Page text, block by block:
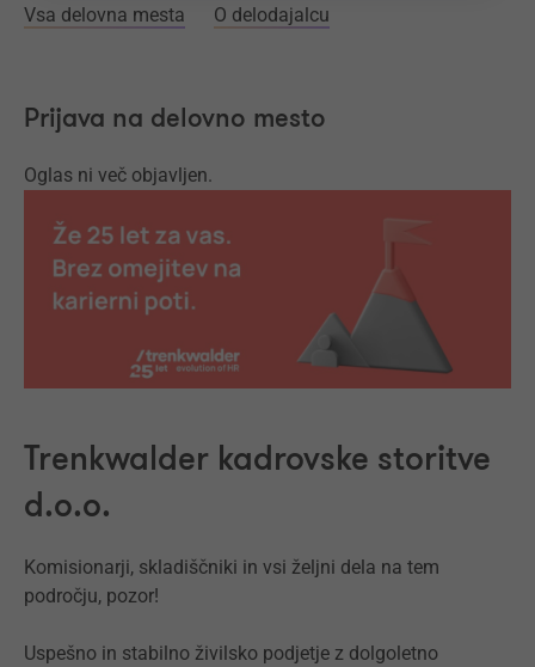
Vsa delovna mesta O delodajalcu
Prijava na delovno mesto
Oglas ni več objavljen.
Trenkwalder kadrovske storitve
d.o.o.
Komisionarji, skladiščniki in vsi željni dela na tem
področju, pozor!
Uspešno in stabilno živilsko podjetje z dolgoletno